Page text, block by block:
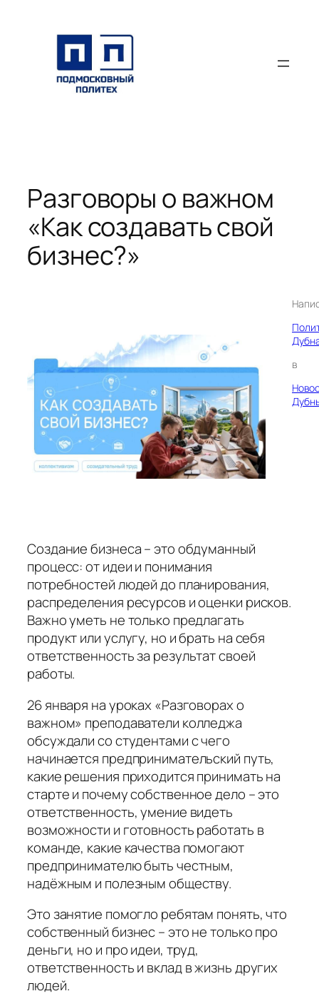
содержимому
Разговоры о важном
«Как создавать свой
бизнес?»
в
Создание бизнеса – это обдуманный
процесс: от идеи и понимания
потребностей людей до планирования,
распределения ресурсов и оценки рисков.
Важно уметь не только предлагать
продукт или услугу, но и брать на себя
ответственность за результат своей
работы.
26 января на уроках «Разговорах о
важном» преподаватели колледжа
обсуждали со студентами с чего
начинается предпринимательский путь,
какие решения приходится принимать на
старте и почему собственное дело – это
ответственность, умение видеть
возможности и готовность работать в
команде, какие качества помогают
предпринимателю быть честным,
надёжным и полезным обществу.
Это занятие помогло ребятам понять, что
собственный бизнес – это не только про
деньги, но и про идеи, труд,
ответственность и вклад в жизнь других
людей.